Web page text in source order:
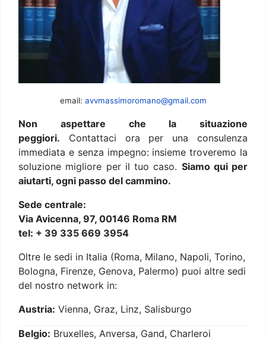
email: avvmassimoromano@gmail.com
Non aspettare che la situazione
peggiori. Contattaci ora per una consulenza
immediata e senza impegno: insieme troveremo la
soluzione migliore per il tuo caso. Siamo qui per
aiutarti, ogni passo del cammino.
Sede centrale:
Via Avicenna, 97, 00146 Roma RM
tel: + 39 335 669 3954
Oltre le sedi in Italia (Roma, Milano, Napoli, Torino,
Bologna, Firenze, Genova, Palermo) puoi altre sedi
del nostro network in:
Austria: Vienna, Graz, Linz, Salisburgo
Belgio: Bruxelles, Anversa, Gand, Charleroi